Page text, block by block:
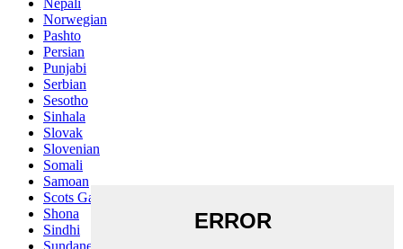
Norwegian
Pashto
Persian
Punjabi
Serbian
Sesotho
Sinhala
Slovak
Slovenian
Somali
Samoan
Scots Gaelic
Shona
Sindhi
Sundanese